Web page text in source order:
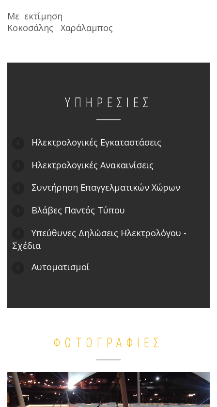
Με εκτίμηση
Κοκοσάλης Χαράλαμπος
ΥΠΗΡΕΣΙΕΣ
Ηλεκτρολογικές Εγκαταστάσεις
Ηλεκτρολογικές Ανακαινίσεις
Συντήρηση Επαγγελματικών Χώρων
Βλάβες Παντός Τύπου
Υπεύθυνες Δηλώσεις Ηλεκτρολόγου -
Σχέδια
Αυτοματισμοί
ΦΩΤΟΓΡΑΦΙΕΣ